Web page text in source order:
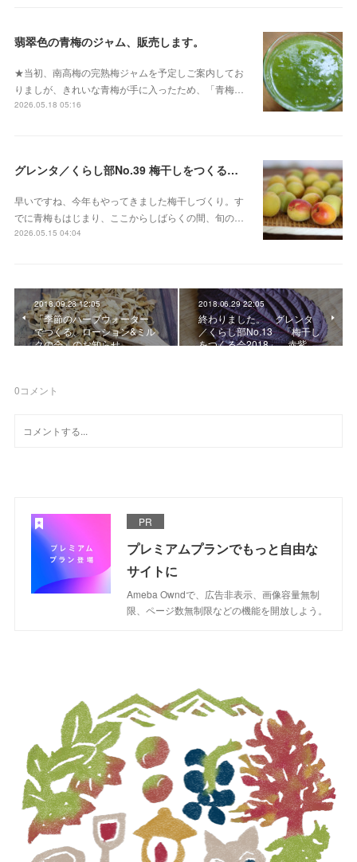
翡翠色の青梅のジャム、販売します。
★当初、南高梅の完熟梅ジャムを予定しご案内してお
りましが、きれいな青梅が手に入ったため、「青梅…
2026.05.18 05:16
グレンタ／くらし部No.39 梅干しをつくる会 2026
早いですね、今年もやってきました梅干しづくり。す
でに青梅もはじまり、ここからしばらくの間、旬の…
2026.05.15 04:04
2018.09.28 12:05
「季節のハーブウォーター
でつくる、ローション&ミル
クの会」のお知らせ
2018.06.29 22:05
終わりました。 グレンタ
／くらし部No.13 「梅干し
をつくる会2018」 赤紫…
0コメント
PR
プレミアムプランでもっと自由な
サイトに
Ameba Owndで、広告非表示、画像容量無制
限、ページ数無制限などの機能を開放しよう。